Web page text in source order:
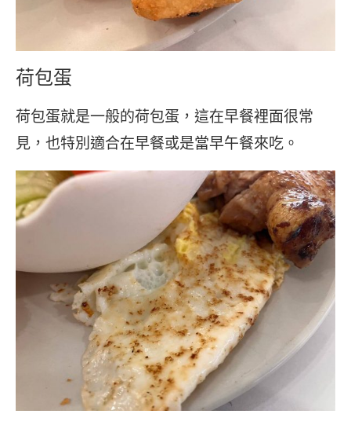
荷包蛋
荷包蛋就是一般的荷包蛋，這在早餐裡面很常
見，也特別適合在早餐或是當早午餐來吃。